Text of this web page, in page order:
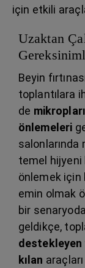
için etkili
Uzaktan
Beyin
toplantılara
de
önlemeleri
salonlarında
temel
önlemek için
emin olmak
bir
geldikçe,
destekleyen
kılan